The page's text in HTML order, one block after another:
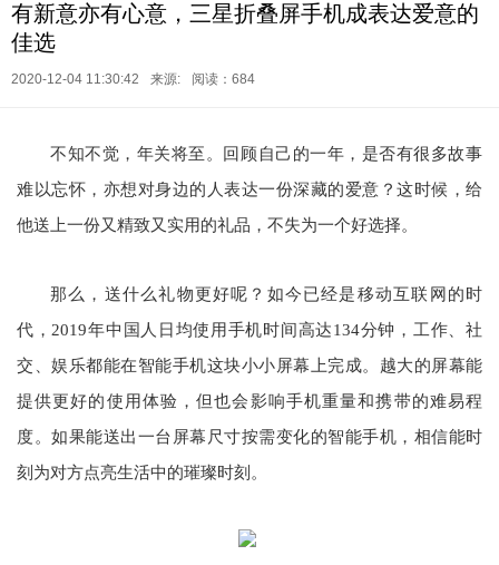
有新意亦有心意，三星折叠屏手机成表达爱意的
佳选
2020-12-04 11:30:42 来源: 阅读：684
不知不觉，年关将至。回顾自己的一年，是否有很多故事
难以忘怀，亦想对身边的人表达一份深藏的爱意？这时候，给
他送上一份又精致又实用的礼品，不失为一个好选择。
那么，送什么礼物更好呢？如今已经是移动互联网的时
代，2019年中国人日均使用手机时间高达134分钟，工作、社
交、娱乐都能在智能手机这块小小屏幕上完成。越大的屏幕能
提供更好的使用体验，但也会影响手机重量和携带的难易程
度。如果能送出一台屏幕尺寸按需变化的智能手机，相信能时
刻为对方点亮生活中的璀璨时刻。